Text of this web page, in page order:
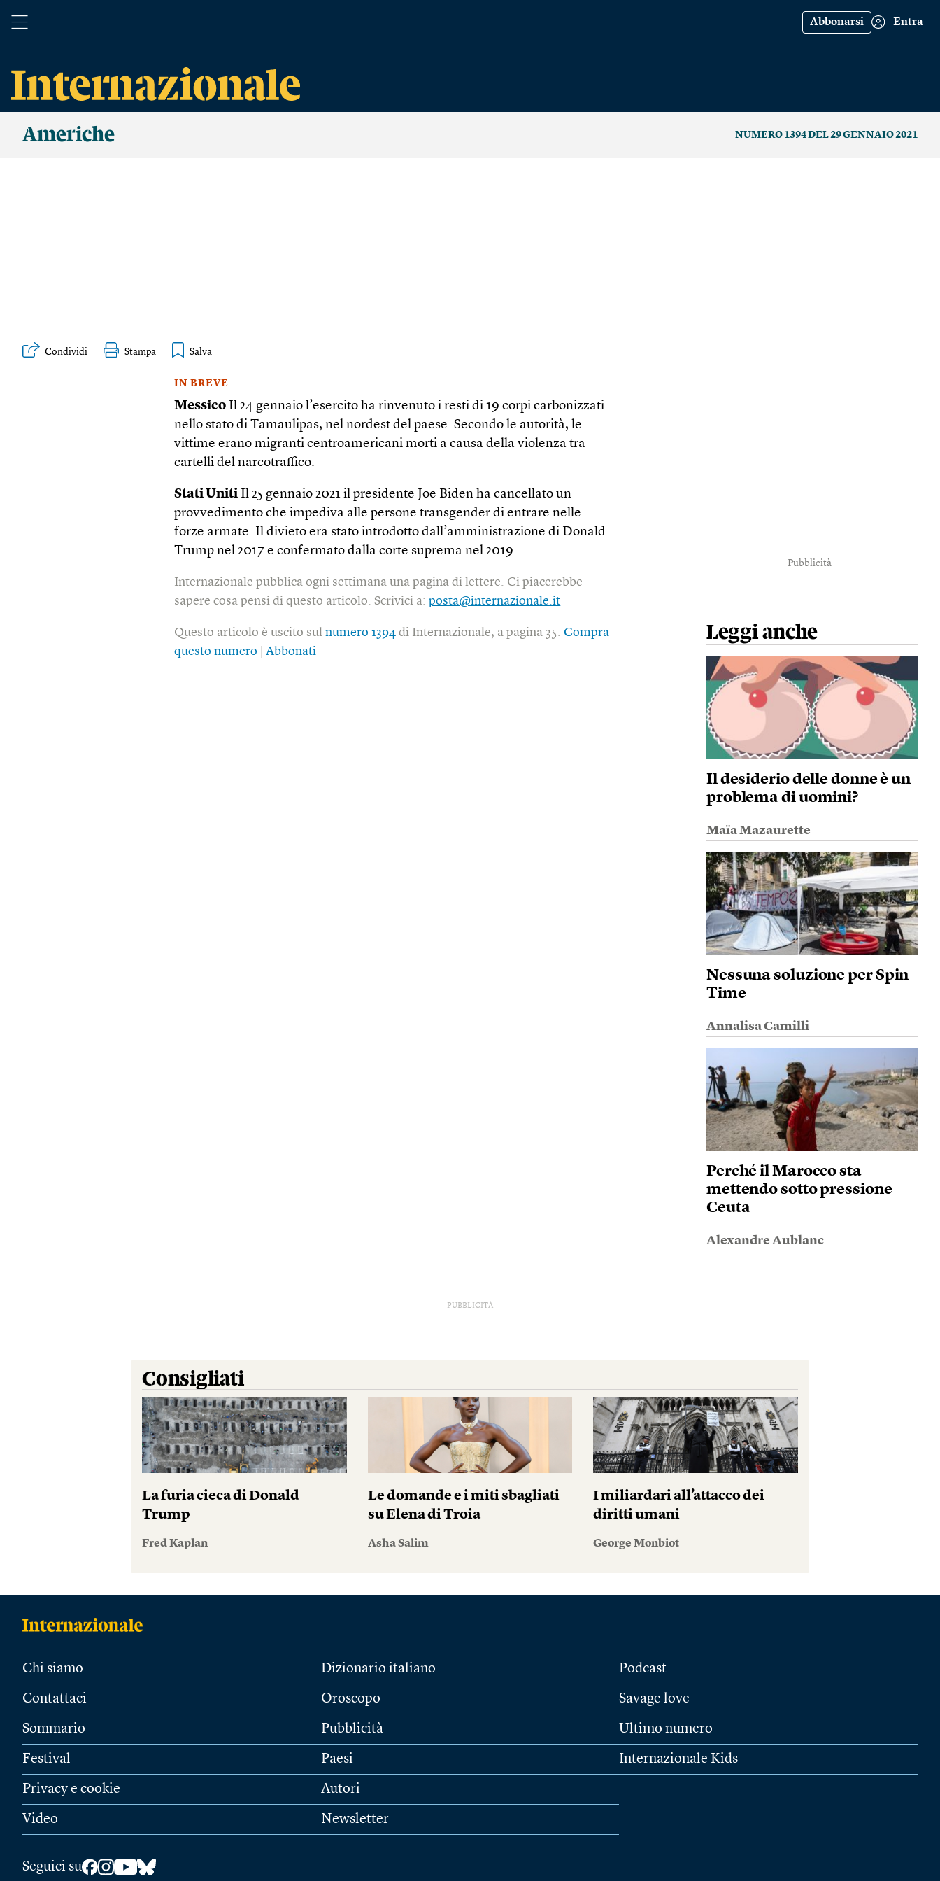
Abbonarsi Entra
Americhe NUMERO 1394 DEL 29 GENNAIO 2021
Condividi Stampa
IN BREVE
Messico Il 24 gennaio l’esercito ha rinvenuto i resti di 19 corpi carbonizzati
nello stato di Tamaulipas, nel nordest del paese. Secondo le autorità, le
vittime erano migranti centroamericani morti a causa della violenza tra
cartelli del narcotraffico.
Stati Uniti Il 25 gennaio 2021 il presidente Joe Biden ha cancellato un
provvedimento che impediva alle persone transgender di entrare nelle
forze armate. Il divieto era stato introdotto dall’amministrazione di Donald
Trump nel 2017 e confermato dalla corte suprema nel 2019.
Internazionale pubblica ogni settimana una pagina di lettere. Ci piacerebbe
sapere cosa pensi di questo articolo. Scrivici a:posta@internazionale.it
Questo articolo è uscito sulnumero 1394 di Internazionale, a pagina 35.Compra
questo numero |Abbonati
Pubblicità
Leggi anche
Il desiderio delle donne è un
problema di uomini?
Maïa Mazaurette
Nessuna soluzione per Spin
Time
Annalisa Camilli
Perché il Marocco sta
mettendo sotto pressione
Ceuta
Alexandre Aublanc
PUBBLICITÀ
Consigliati
La furia cieca di Donald
Trump
Fred Kaplan
Le domande e i miti sbagliati
su Elena di Troia
Asha Salim
I miliardari all’attacco dei
diritti umani
George Monbiot
Chi siamo
Contattaci
Sommario
Festival
Privacy e cookie
Video
Dizionario italiano
Oroscopo
Pubblicità
Paesi
Autori
Newsletter
Podcast
Savage love
Ultimo numero
Internazionale Kids
Seguici su